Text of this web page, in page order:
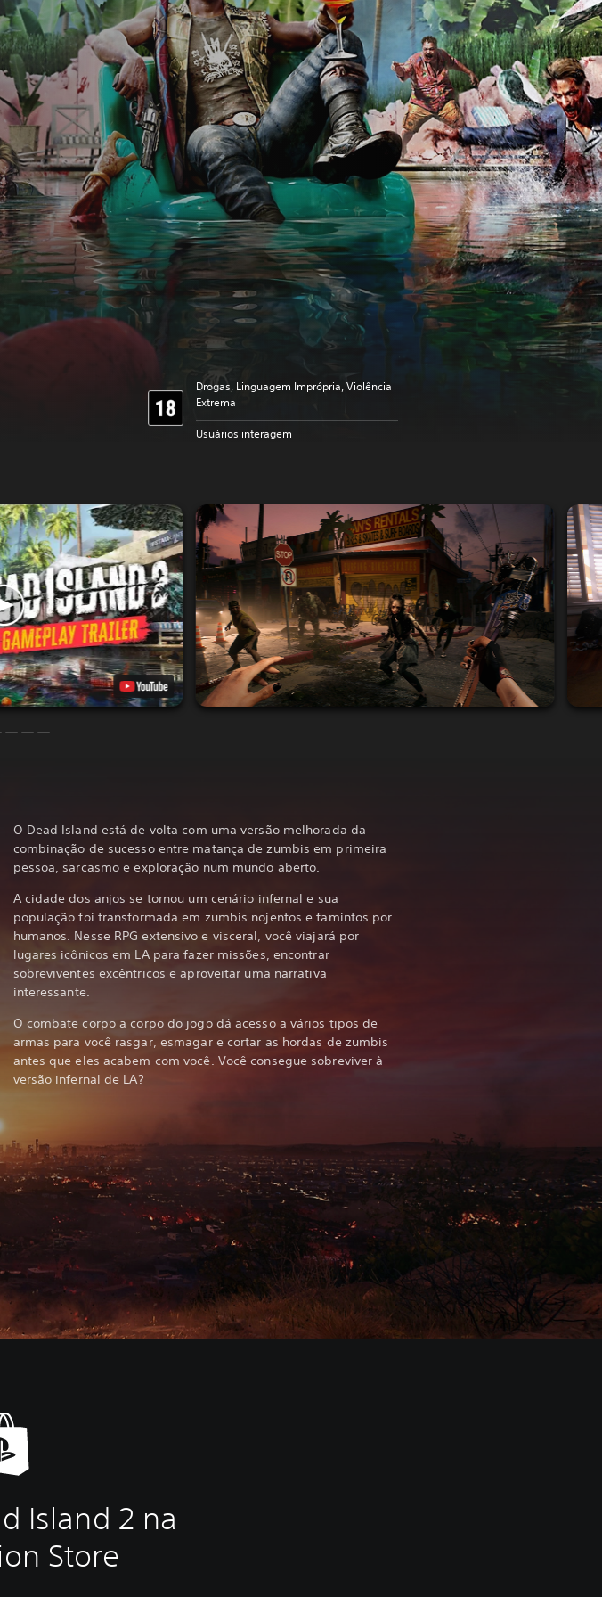
Drogas, Linguagem Imprópria, Violência
Extrema
Usuários interagem
O Dead Island está de volta com uma versão melhorada da
combinação de sucesso entre matança de zumbis em primeira
pessoa, sarcasmo e exploração num mundo aberto.
A cidade dos anjos se tornou um cenário infernal e sua
população foi transformada em zumbis nojentos e famintos por
humanos. Nesse RPG extensivo e visceral, você viajará por
lugares icônicos em LA para fazer missões, encontrar
sobreviventes excêntricos e aproveitar uma narrativa
interessante.
O combate corpo a corpo do jogo dá acesso a vários tipos de
armas para você rasgar, esmagar e cortar as hordas de zumbis
antes que eles acabem com você. Você consegue sobreviver à
versão infernal de LA?
Island 2 na
Store